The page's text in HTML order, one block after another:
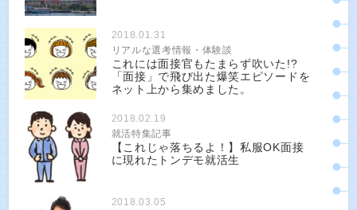
2018.01.31
リアルな選考情報・体験談
これには面接官もたまらず吹いた!?
「面接」で飛び出た爆笑エピソードを
ネット上から集めました。
2018.02.19
就活特集記事
【これじゃ落ちるよ！】私服OK面接
に現れたトンデモ就活生
2018.03.05